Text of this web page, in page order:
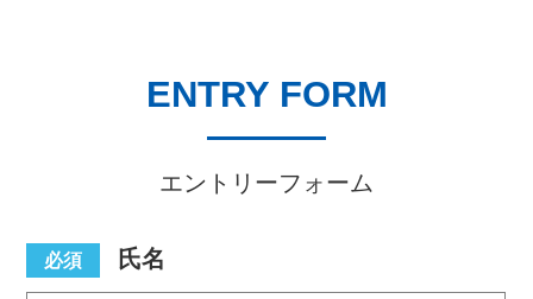
ENTRY FORM
エントリーフォーム
必須 氏名